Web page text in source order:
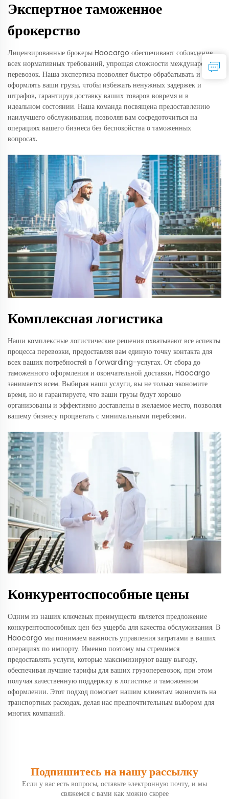
Экспертное таможенное
брокерство
Лицензированные брокеры Haocargo обеспечивают соблюдение
всех нормативных требований, упрощая сложности международных
перевозок. Наша экспертиза позволяет быстро обрабатывать и
оформлять ваши грузы, чтобы избежать ненужных задержек и
штрафов, гарантируя доставку ваших товаров вовремя и в
идеальном состоянии. Наша команда посвящена предоставлению
наилучшего обслуживания, позволяя вам сосредоточиться на
операциях вашего бизнеса без беспокойства о таможенных
вопросах.
Комплексная логистика
Наши комплексные логистические решения охватывают все аспекты
процесса перевозки, предоставляя вам единую точку контакта для
всех ваших потребностей в forwarding-услугах. От сбора до
таможенного оформления и окончательной доставки, Haocargo
занимается всем. Выбирая наши услуги, вы не только экономите
время, но и гарантируете, что ваши грузы будут хорошо
организованы и эффективно доставлены в желаемое место, позволяя
вашему бизнесу процветать с минимальными перебоями.
Конкурентоспособные цены
Одним из наших ключевых преимуществ является предложение
конкурентоспособных цен без ущерба для качества обслуживания. В
Haocargo мы понимаем важность управления затратами в ваших
операциях по импорту. Именно поэтому мы стремимся
предоставлять услуги, которые максимизируют вашу выгоду,
обеспечивая лучшие тарифы для ваших грузоперевозок, при этом
получая качественную поддержку в логистике и таможенном
оформлении. Этот подход помогает нашим клиентам экономить на
транспортных расходах, делая нас предпочтительным выбором для
многих компаний.
Подпишитесь на нашу рассылку
Если у вас есть вопросы, оставьте электронную почту, и мы
свяжемся с вами как можно скорее